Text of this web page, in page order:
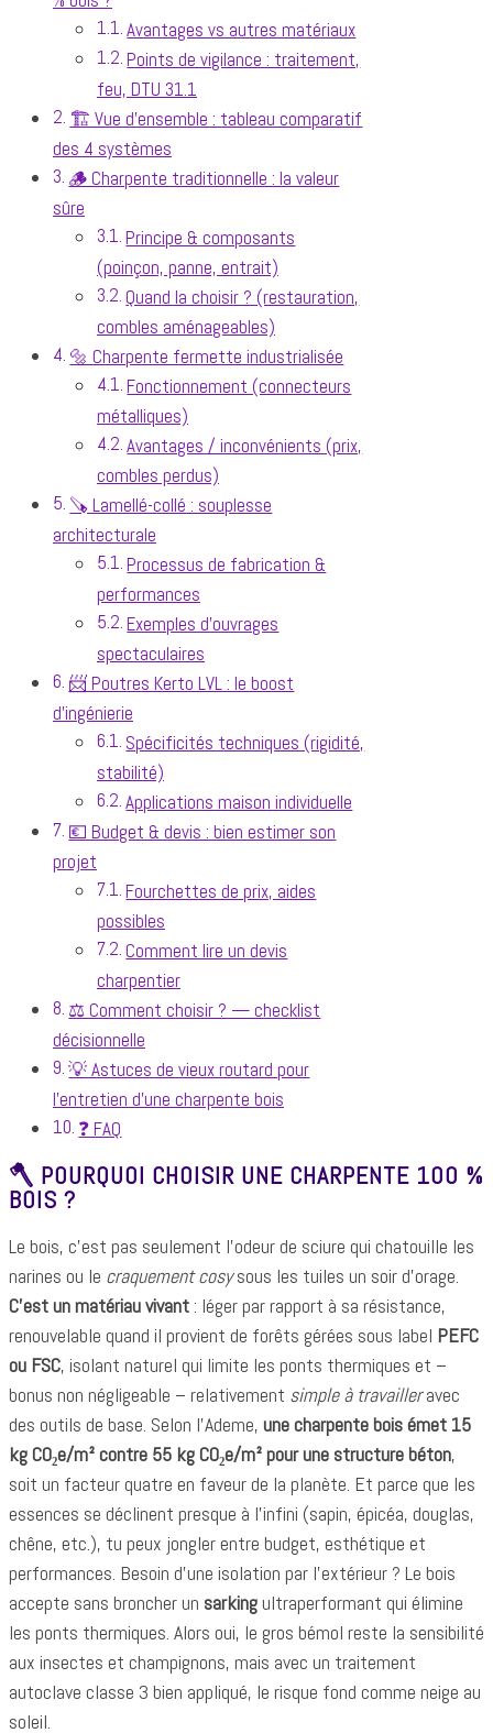
Avantages vs autres matériaux
Points de vigilance : traitement,
feu, DTU 31.1
🏗️ Vue d’ensemble : tableau comparatif
des 4 systèmes
🪵 Charpente traditionnelle : la valeur
sûre
Principe & composants
(poinçon, panne, entrait)
Quand la choisir ? (restauration,
combles aménageables)
🔩 Charpente fermette industrialisée
Fonctionnement (connecteurs
métalliques)
Avantages / inconvénients (prix,
combles perdus)
🪚 Lamellé-collé : souplesse
architecturale
Processus de fabrication &
performances
Exemples d’ouvrages
spectaculaires
📨 Poutres Kerto LVL : le boost
d’ingénierie
Spécificités techniques (rigidité,
stabilité)
Applications maison individuelle
💶 Budget & devis : bien estimer son
projet
Fourchettes de prix, aides
possibles
Comment lire un devis
charpentier
⚖️ Comment choisir ? — checklist
décisionnelle
💡 Astuces de vieux routard pour
l’entretien d’une charpente bois
❓ FAQ
🪓 POURQUOI CHOISIR UNE CHARPENTE 100 %
BOIS ?
Le bois, c’est pas seulement l’odeur de sciure qui chatouille les
narines ou le craquement cosysous les tuiles un soir d’orage.
C’est un matériau vivant: léger par rapport à sa résistance,
renouvelable quand il provient de forêts gérées sous label PEFC
ou FSC, isolant naturel qui limite les ponts thermiques et –
bonus non négligeable – relativement simple à travailleravec
des outils de base. Selon l’Ademe, une charpente bois émet 15
kg CO₂e/m² contre 55 kg CO₂e/m² pour une structure béton,
soit un facteur quatre en faveur de la planète. Et parce que les
essences se déclinent presque à l’infini (sapin, épicéa, douglas,
chêne, etc.), tu peux jongler entre budget, esthétique et
performances. Besoin d’une isolation par l’extérieur ? Le bois
accepte sans broncher un sarkingultraperformant qui élimine
les ponts thermiques. Alors oui, le gros bémol reste la sensibilité
aux insectes et champignons, mais avec un traitement
autoclave classe 3 bien appliqué, le risque fond comme neige au
soleil.